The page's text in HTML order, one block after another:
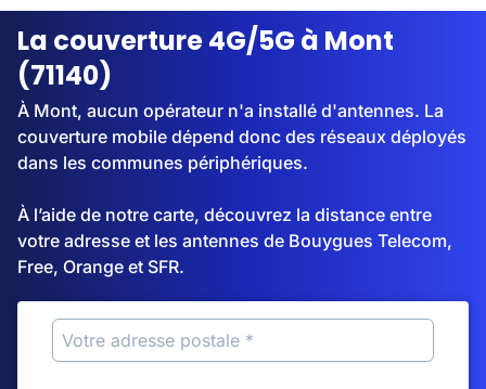
Streaming
La couverture 4G/5G à Mont
(71140)
À Mont, aucun opérateur n'a installé d'antennes. La
couverture mobile dépend donc des réseaux déployés
dans les communes périphériques.
À l’aide de notre carte, découvrez la distance entre
votre adresse et les antennes de Bouygues Telecom,
Free, Orange et SFR.